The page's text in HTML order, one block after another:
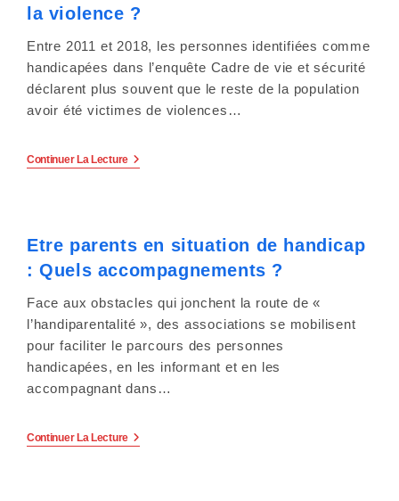
Mettre
Fin
L’omerta
!
la violence ?
Entre 2011 et 2018, les personnes identifiées comme
handicapées dans l’enquête Cadre de vie et sécurité
déclarent plus souvent que le reste de la population
avoir été victimes de violences…
Continuer La LectureLes
Sont-
Plus
À
La
Violence
?
Etre parents en situation de handicap
: Quels accompagnements ?
Face aux obstacles qui jonchent la route de «
l’handiparentalité », des associations se mobilisent
pour faciliter le parcours des personnes
handicapées, en les informant et en les
accompagnant dans…
Continuer La LectureEtre